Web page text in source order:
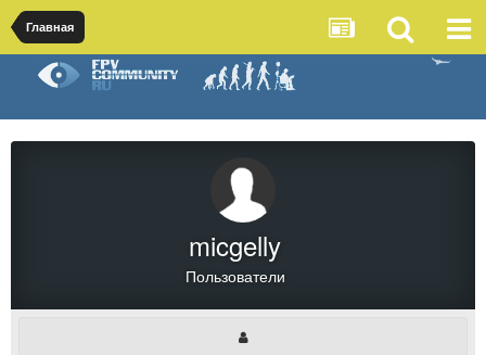
Главная
micgelly
Пользователи